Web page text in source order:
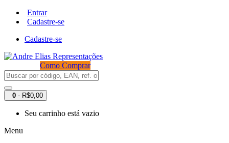
Entrar
Cadastre-se
Cadastre-se
Como Comprar
0 - R$0,00
Seu carrinho está vazio
Menu